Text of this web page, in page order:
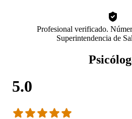
Profesional verificado.
Superintendencia de
5.0